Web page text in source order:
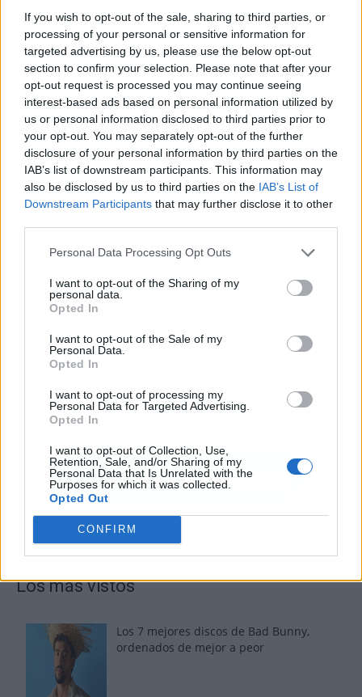
If you wish to opt-out of the sale, sharing to third parties, or
processing of your personal or sensitive information for
targeted advertising by us, please use the below opt-out
section to confirm your selection. Please note that after your
opt-out request is processed you may continue seeing
interest-based ads based on personal information utilized by
us or personal information disclosed to third parties prior to
your opt-out. You may separately opt-out of the further
disclosure of your personal information by third parties on the
IAB’s list of downstream participants. This information may
also be disclosed by us to third parties on the IAB’s List of
Downstream Participants that may further disclose it to other
Personal Data Processing Opt Outs
I want to opt-out of the Sharing of my
personal data.
Opted In
I want to opt-out of the Sale of my
Personal Data.
Opted In
I want to opt-out of processing my
Personal Data for Targeted Advertising.
Opted In
I want to opt-out of Collection, Use,
Retention, Sale, and/or Sharing of my
Personal Data that Is Unrelated with the
Purposes for which it was collected.
Opted Out
CONFIRM
Publicidad
Los más vistos
Los 7 mejores discos de Bad Bunny,
ordenados de mejor a peor